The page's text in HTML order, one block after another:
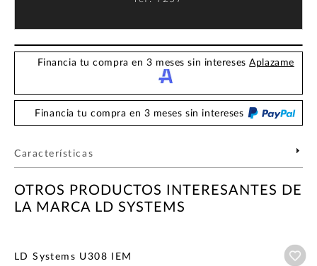
Financia tu compra en 3 meses sin interesesAplazame
Financia tu compra en 3 meses sin intereses
Características
OTROS PRODUCTOS INTERESANTES DE
LA MARCA LD SYSTEMS
LD Systems U308 IEM